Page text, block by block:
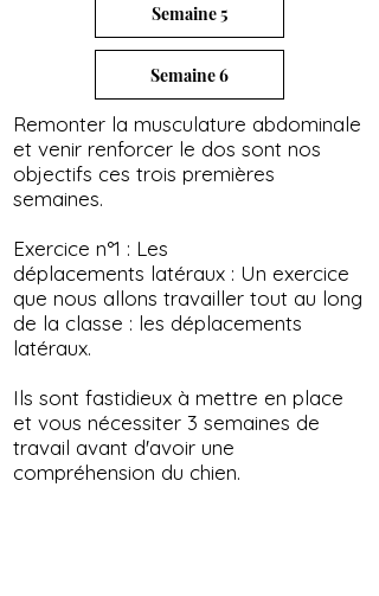
Semaine 5
Semaine 6
Remonter la musculature abdominale
et venir renforcer le dos sont nos
objectifs ces trois premières
semaines.
Exercice n°1 : Les
déplacements latéraux : Un exercice
que nous allons travailler tout au long
de la classe : les déplacements
latéraux.
Ils sont fastidieux à mettre en place
et vous nécessiter 3 semaines de
travail avant d'avoir une
compréhension du chien.